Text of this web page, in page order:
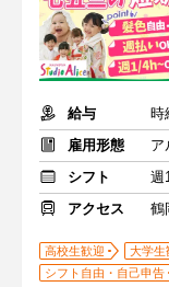
給与
時
雇用形態
ア
シフト
週
アクセス
鶴
高校生歓迎 大学生
シフト自由・自己申告